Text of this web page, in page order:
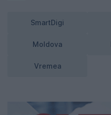
SmartDigi
Moldova
Vremea